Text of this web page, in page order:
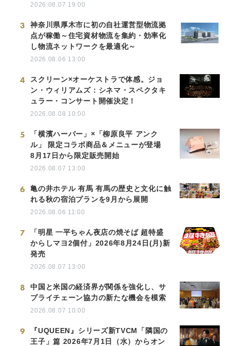
2026.08.07 19:00
3
神奈川県厚木市に初の自社運営型物流拠
点が稼働～住宅資材物流を集約・効率化
し物流ネットワークを最適化～
2026.08.06 13:00
4
スクリーン×オーケストラで体感。ジョ
ン・ウィリアムズ：シネマ・スペクタキ
ュラー・コンサート開催決定！
2026.08.08 10:00
5
「横濱ハーバー」×「柳原良平 アンク
ル」 限定コラボ商品＆メニューが登場
8月17日から限定販売開始
2026.08.07 13:00
6
亀の井ホテル 有馬 有馬の歴史と文化に触
れる秋の宿泊プランを9月から展開
2026.08.06 11:00
7
「明星 一平ちゃん夜店の焼そば 超特盛
からしマヨ2個付」2026年8月24日(月)新
発売
2026.08.07 13:00
8
中国と米国の経済界が関係を強化し、サ
プライチェーン協力の新たな機会を模索
2026.08.07 10:00
9
『UQUEEN』シリーズ新TVCM「隣国の
王子」篇 2026年7月1日（水）からオン